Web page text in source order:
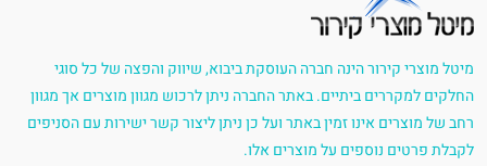
מיטל מוצרי קירור הינה חברה העוסקת ביבוא, שיווק והפצה של כל סוגי
החלקים למקררים ביתיים. באתר החברה ניתן לרכוש מגוון מוצרים אך מגוון
רחב של מוצרים אינו זמין באתר ועל כן ניתן ליצור קשר ישירות עם הסניפים
לקבלת פרטים נוספים על מוצרים אלו.